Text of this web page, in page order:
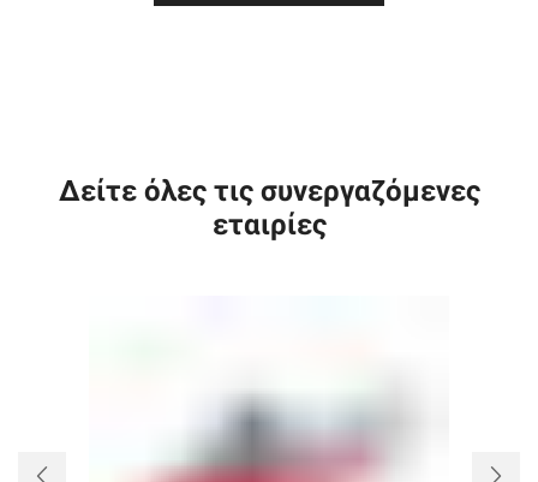
Δείτε όλες τις συνεργαζόμενες
εταιρίες